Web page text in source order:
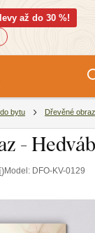
až do 30 %!
bytu Dřevěné
-
)Model: DFO-KV-0129